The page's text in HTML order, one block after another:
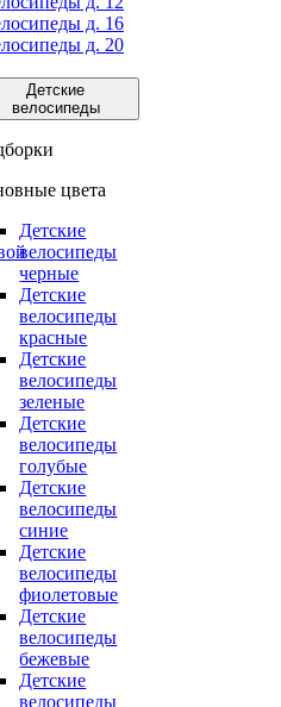
д. 16
д. 20
Детские
велосипеды
цвета
Детские
велосипеды
черные
Детские
велосипеды
красные
Детские
велосипеды
зеленые
Детские
велосипеды
голубые
Детские
велосипеды
синие
Детские
велосипеды
фиолетовые
Детские
велосипеды
бежевые
Детские
велосипеды